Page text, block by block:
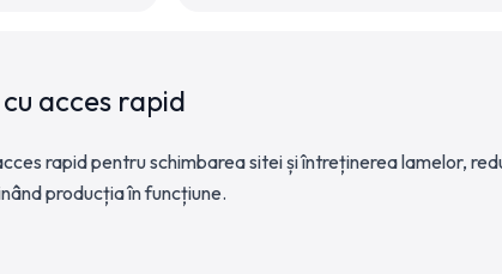
acces rapid
rapid pentru schimbarea sitei și întreținerea lamelor,
producția în funcțiune.